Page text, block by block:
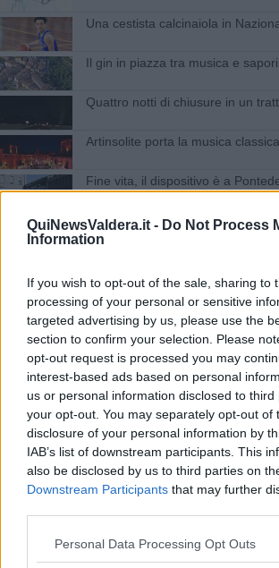
QuiNewsValdera.it - Do Not Process
Information
If you wish to opt-out of the sale, sharing to
processing of your personal or sensitive
targeted advertising by us, please use the
section to confirm your selection. Please
opt-out request is processed you may
interest-based ads based on personal
us or personal information disclosed to
your opt-out. You may separately opt-out of
disclosure of your personal information by
IAB’s list of downstream participants. This
also be disclosed by us to third parties on
Downstream Participants that may further
Personal Data Processing Opt Outs
Una cestista calcinaiola in
Il gin in piazza tra musica e sapori
Quattro notti di chiusure in un
Artinsolite porta la musica
Fine vita, il dispositivo è a
Incendio Delca, le associazioni e
chiedono più informazioni
Toscana
L'Anc accoglie il luogotenente
Scacco alla banda dei finti
Il Music Festival va incontro ai
Fumo nero vicino alla carreggiata,
Indotto da 35 milioni per il Teatro
Dalla Regione i soldi per il ponte
Tragedia in Arno, trovato il corpo
disperso